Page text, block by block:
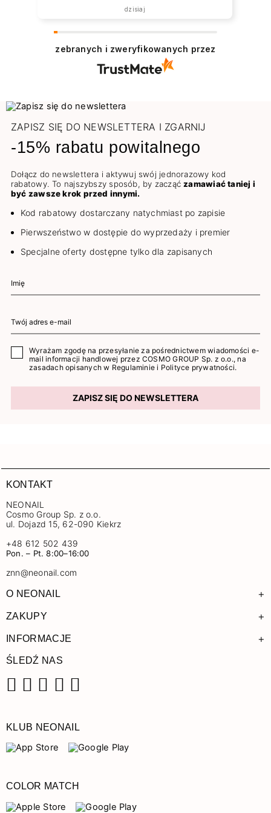
została zrealizowana ekspresowo.
dzisiaj
zebranych i zweryfikowanych przez
ZAPISZ SIĘ DO NEWSLETTERA I ZGARNIJ
-15% rabatu powitalnego
Dołącz do newslettera i aktywuj swój jednorazowy kod
rabatowy. To najszybszy sposób, by zacząćzamawiać taniej i
być zawsze krok przed innymi.
Kod rabatowy dostarczany natychmiast po zapisie
Pierwszeństwo w dostępie do wyprzedaży i premier
Specjalne oferty dostępne tylko dla zapisanych
Wyrażam zgodę na przesyłanie za pośrednictwem wiadomości e-
mail informacji handlowej przez COSMO GROUP Sp. z o.o., na
zasadach opisanych w Regulaminie i Polityce prywatności.
ZAPISZ SIĘ DO NEWSLETTERA
KONTAKT
NEONAIL
Cosmo Group Sp. z o.o.
ul. Dojazd 15, 62-090 Kiekrz
+48 612 502 439
Pon. – Pt. 8:00–16:00
znn@neonail.com
O NEONAIL +
ZAKUPY +
INFORMACJE +
ŚLEDŹ NAS
KLUB NEONAIL
COLOR MATCH